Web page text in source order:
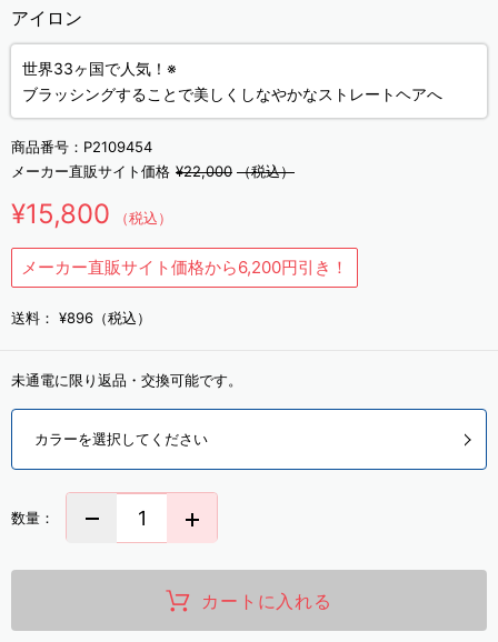
アイロン
世界33ヶ国で人気！※
ブラッシングすることで美しくしなやかなストレートヘアへ
商品番号： P2109454
メーカー直販サイト価格 ¥22,000 （税込）
¥15,800 （税込）
メーカー直販サイト価格から6,200円引き！
送料： ¥896（税込）
未通電に限り返品・交換可能です。
カラーを選択してください
数量：
カートに入れる